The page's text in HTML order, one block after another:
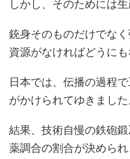
しかし、そのためには
銃身そのものだけでな
資源がなければどうにも
日本では、伝播の過程
がかけられてゆきました
結果、技術自慢の鉄砲
薬調合の割合が決めら